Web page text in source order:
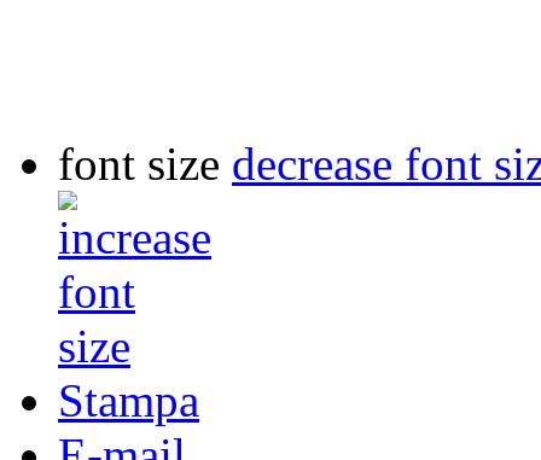
font size decrease font
Stampa